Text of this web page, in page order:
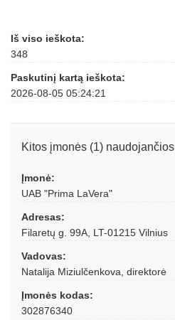
Iš viso ieškota:
348
Paskutinį kartą ieškota:
2026-08-05 05:24:21
Kitos įmonės (1) naudojančios
Įmonė:
UAB "Prima LaVera"
Adresas:
Filaretų g. 99A, LT-01215 Vilnius
Vadovas:
Natalija Miziulčenkova, direktorė
Įmonės kodas:
302876340